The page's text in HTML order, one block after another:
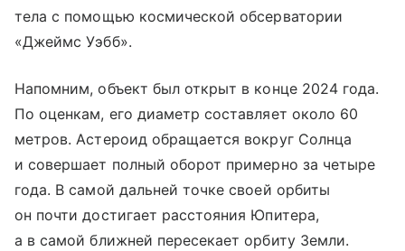
тела с помощью космической обсерватории
«Джеймс Уэбб».
Напомним, объект был открыт в конце 2024 года.
По оценкам, его диаметр составляет около 60
метров. Астероид обращается вокруг Солнца
и совершает полный оборот примерно за четыре
года. В самой дальней точке своей орбиты
он почти достигает расстояния Юпитера,
а в самой ближней пересекает орбиту Земли.